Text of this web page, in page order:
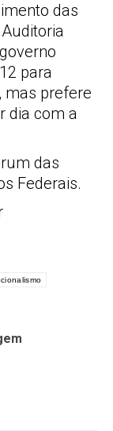
das
para
mas prefere
dia com a
das
Federais.